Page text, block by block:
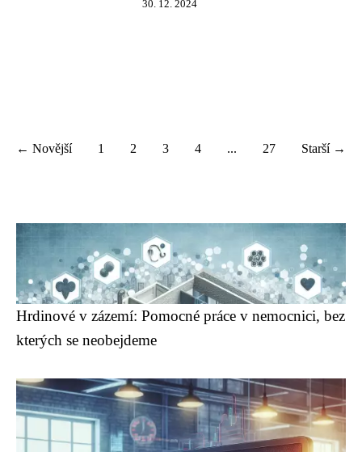
30. 12. 2024
← Novější 1 2 3 4 ... 27 Starší →
Hrdinové v zázemí: Pomocné práce v nemocnici, bez
kterých se neobejdeme